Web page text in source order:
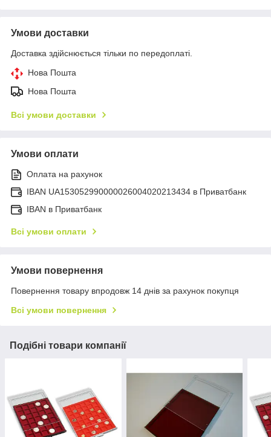
Умови доставки
Доставка здійснюється тільки по передоплаті.
Нова Пошта
Нова Пошта
Всі умови доставки
Умови оплати
Оплата на рахунок
IBAN UA153052990000026004020213434 в Приватбанк
IBAN в Приватбанк
Всі умови оплати
Умови повернення
Повернення товару впродовж 14 днів за рахунок покупця
Всі умови повернення
Подібні товари компанії